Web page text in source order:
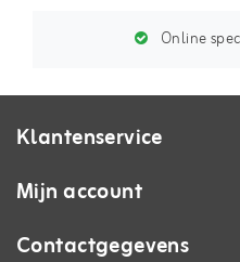
Online
Klantenservice
Mijn account
Contactgegevens